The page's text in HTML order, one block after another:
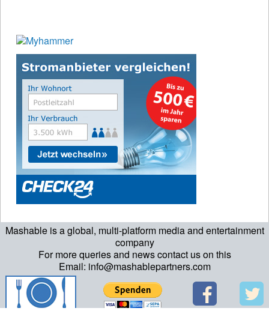
Mashable is a global, multi-platform media and entertainment
company
For more queries and news contact us on this
Email: info@mashablepartners.com